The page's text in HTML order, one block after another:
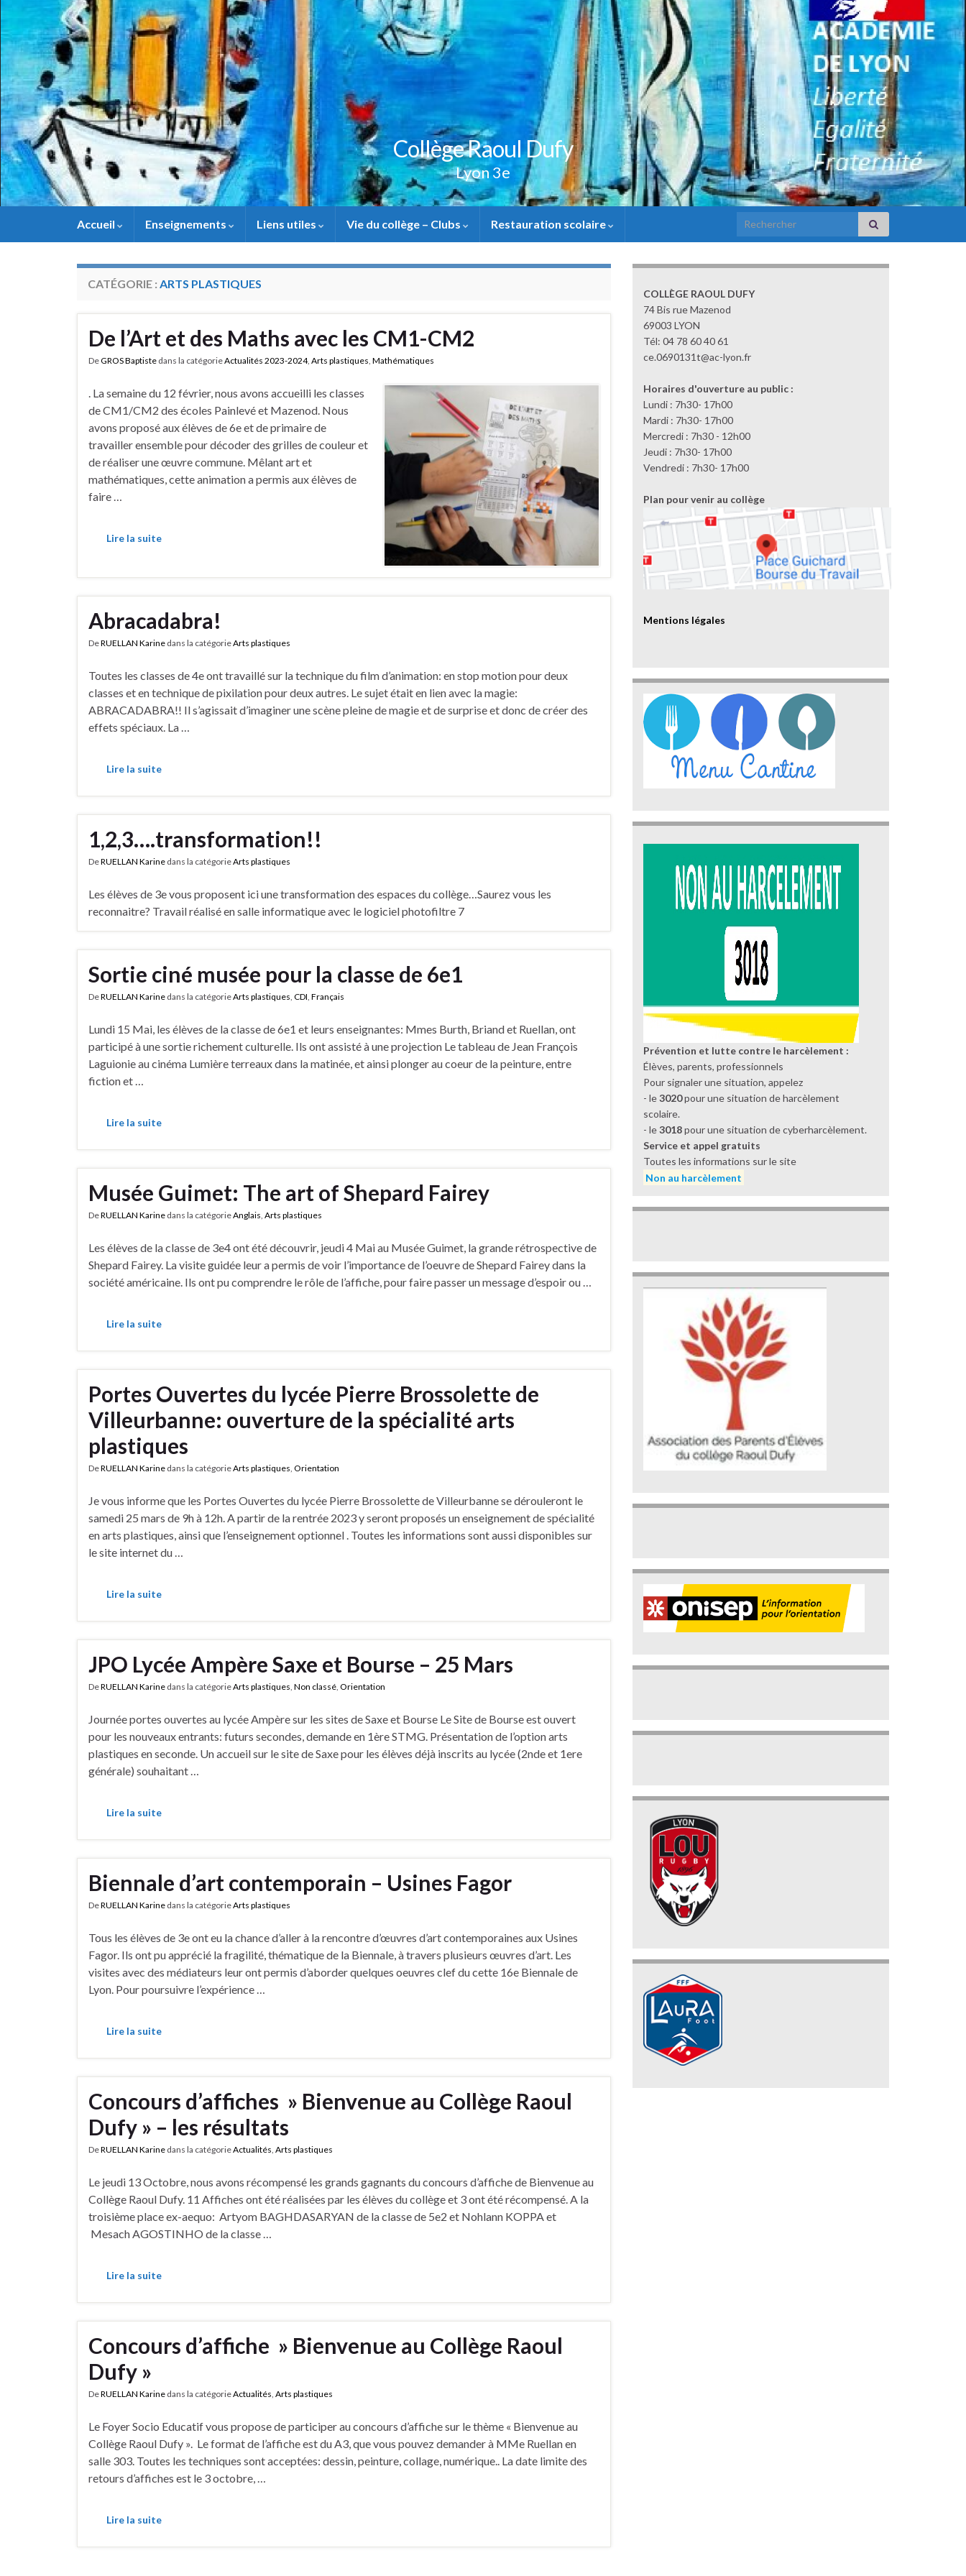
Collège Raoul Dufy
Lyon 3e
Accueil Enseignements Liens utiles Vie du collège – Clubs Restauration scolaire Search for:
CATÉGORIE : ARTS PLASTIQUES
De l’Art et des Maths avec les CM1-CM2
DeGROS Baptiste dans la catégorieActualités 2023-2024, Arts plastiques Mathématiques
. La semaine du 12 février, nous avons accueilli les classes
de CM1/CM2 des écoles Painlevé et Mazenod. Nous
avons proposé aux élèves de 6e et de primaire de
travailler ensemble pour décoder des grilles de couleur et
de réaliser une œuvre commune. Mêlant art et
mathématiques, cette animation a permis aux élèves de
faire …
Lire la suite
Abracadabra!
DeRUELLAN Karine dans la catégorieArts plastiques
Toutes les classes de 4e ont travaillé sur la technique du film d’animation: en stop motion pour deux
classes et en technique de pixilation pour deux autres. Le sujet était en lien avec la magie:
ABRACADABRA!! Il s’agissait d’imaginer une scène pleine de magie et de surprise et donc de créer des
effets spéciaux. La …
Lire la suite
1,2,3….transformation!!
DeRUELLAN Karine dans la catégorieArts plastiques
Les élèves de 3e vous proposent ici une transformation des espaces du collège…Saurez vous les
reconnaitre? Travail réalisé en salle informatique avec le logiciel photofiltre 7
Sortie ciné musée pour la classe de 6e1
DeRUELLAN Karine dans la catégorieArts plastiques, CDI, Français
Lundi 15 Mai, les élèves de la classe de 6e1 et leurs enseignantes: Mmes Burth, Briand et Ruellan, ont
participé à une sortie richement culturelle. Ils ont assisté à une projection Le tableau de Jean François
Laguionie au cinéma Lumière terreaux dans la matinée, et ainsi plonger au coeur de la peinture, entre
fiction et …
Lire la suite
Musée Guimet: The art of Shepard Fairey
DeRUELLAN Karine dans la catégorieAnglais, Arts plastiques
Les élèves de la classe de 3e4 ont été découvrir, jeudi 4 Mai au Musée Guimet, la grande rétrospective de
Shepard Fairey. La visite guidée leur a permis de voir l’importance de l’oeuvre de Shepard Fairey dans la
société américaine. Ils ont pu comprendre le rôle de l’affiche, pour faire passer un message d’espoir ou …
Lire la suite
Portes Ouvertes du lycée Pierre Brossolette de
Villeurbanne: ouverture de la spécialité arts
plastiques
DeRUELLAN Karine dans la catégorieArts plastiques, Orientation
Je vous informe que les Portes Ouvertes du lycée Pierre Brossolette de Villeurbanne se dérouleront le
samedi 25 mars de 9h à 12h. A partir de la rentrée 2023 y seront proposés un enseignement de spécialité
en arts plastiques, ainsi que l’enseignement optionnel . Toutes les informations sont aussi disponibles sur
le site internet du …
Lire la suite
JPO Lycée Ampère Saxe et Bourse – 25 Mars
DeRUELLAN Karine dans la catégorieArts plastiques, Non classé, Orientation
Journée portes ouvertes au lycée Ampère sur les sites de Saxe et Bourse Le Site de Bourse est ouvert
pour les nouveaux entrants: futurs secondes, demande en 1ère STMG. Présentation de l’option arts
plastiques en seconde. Un accueil sur le site de Saxe pour les élèves déjà inscrits au lycée (2nde et 1ere
générale) souhaitant …
Lire la suite
Biennale d’art contemporain – Usines Fagor
DeRUELLAN Karine dans la catégorieArts plastiques
Tous les élèves de 3e ont eu la chance d’aller à la rencontre d’œuvres d’art contemporaines aux Usines
Fagor. Ils ont pu apprécié la fragilité, thématique de la Biennale, à travers plusieurs œuvres d’art. Les
visites avec des médiateurs leur ont permis d’aborder quelques oeuvres clef du cette 16e Biennale de
Lyon. Pour poursuivre l’expérience …
Lire la suite
Concours d’affiches » Bienvenue au Collège Raoul
Dufy » – les résultats
DeRUELLAN Karine dans la catégorieActualités, Arts plastiques
Le jeudi 13 Octobre, nous avons récompensé les grands gagnants du concours d’affiche de Bienvenue au
Collège Raoul Dufy. 11 Affiches ont été réalisées par les élèves du collège et 3 ont été récompensé. A la
troisième place ex-aequo: Artyom BAGHDASARYAN de la classe de 5e2 et Nohlann KOPPA et
Mesach AGOSTINHO de la classe …
Lire la suite
Concours d’affiche » Bienvenue au Collège Raoul
Dufy »
DeRUELLAN Karine dans la catégorieActualités, Arts plastiques
Le Foyer Socio Educatif vous propose de participer au concours d’affiche sur le thème « Bienvenue au
Collège Raoul Dufy ». Le format de l’affiche est du A3, que vous pouvez demander à MMe Ruellan en
salle 303. Toutes les techniques sont acceptées: dessin, peinture, collage, numérique.. La date limite des
retours d’affiches est le 3 octobre, …
Lire la suite
COLLÈGE RAOUL DUFY
74 Bis rue Mazenod
69003 LYON
Tél: 04 78 60 40 61
ce.0690131t@ac-lyon.fr
Horaires d'ouverture au public :
Lundi : 7h30- 17h00
Mardi : 7h30- 17h00
Mercredi : 7h30 - 12h00
Jeudi : 7h30- 17h00
Vendredi : 7h30- 17h00
Plan pour venir au collège
Mentions légales
Prévention et lutte contre le harcèlement :
Élèves, parents, professionnels
Pour signaler une situation, appelez
- le3020pour une situation de harcèlement
scolaire.
- le3018pour une situation de cyberharcèlement.
Service et appel gratuits
Toutes les informations sur le site
Non au harcèlement
Panneau de gestion des cookies